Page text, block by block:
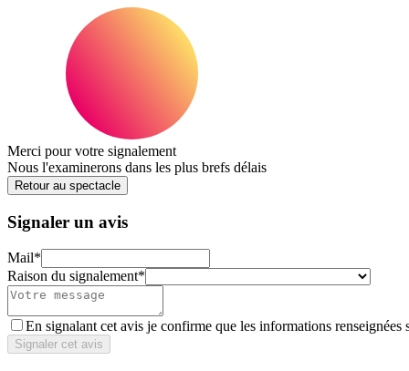
Merci pour votre signalement
Nous l'examinerons dans les plus brefs délais
Retour au spectacle
Signaler un avis
Mail*
Raison du signalement*
En signalant cet avis je confirme que les informations renseignées
Signaler cet avis